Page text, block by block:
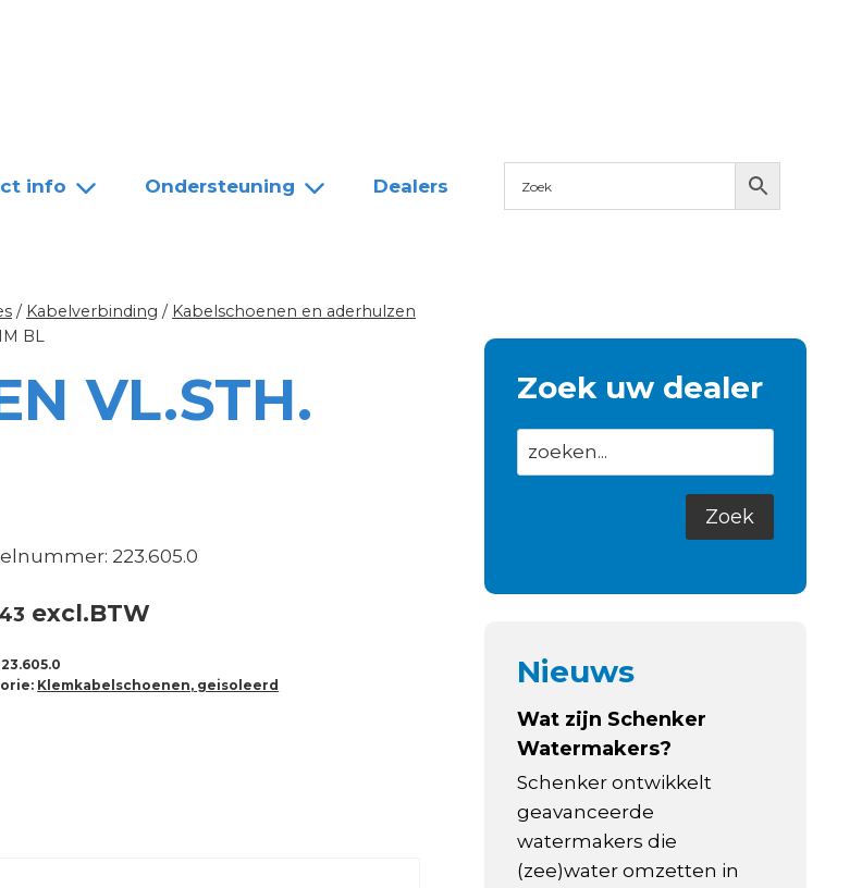
info Ondersteuning Dealers
/ Kabelverbinding / Kabelschoenen en aderhulzen
BL
VL.STH.
223.605.0
excl.BTW
Klemkabelschoenen, geisoleerd
Zoek uw dealer
Nieuws
Wat zijn Schenker
Watermakers?
Schenker ontwikkelt
geavanceerde
watermakers die
(zee)water omzetten in